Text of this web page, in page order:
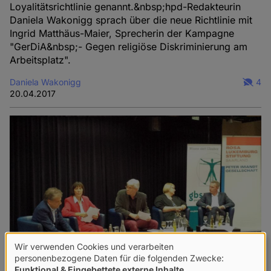
Loyalitätsrichtlinie genannt.&nbsp;hpd-Redakteurin
Daniela Wakonigg sprach über die neue Richtlinie mit
Ingrid Matthäus-Maier, Sprecherin der Kampagne
"GerDiA&nbsp;- Gegen religiöse Diskriminierung am
Arbeitsplatz".
Daniela Wakonigg
20.04.2017
4
Verwendung
Wir verwenden Cookies und verarbeiten
personenbezogene Daten für die folgenden Zwecke: